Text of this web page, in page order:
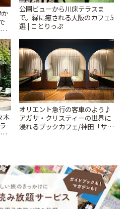
公園ビューから川床テラスま
で。緑に癒される大阪のカフェ5
選 | ことりっぷ
木
オリエント急行の客車のよう♪
アガサ・クリスティーの世界に
浸れるブックカフェ/神田「サロ